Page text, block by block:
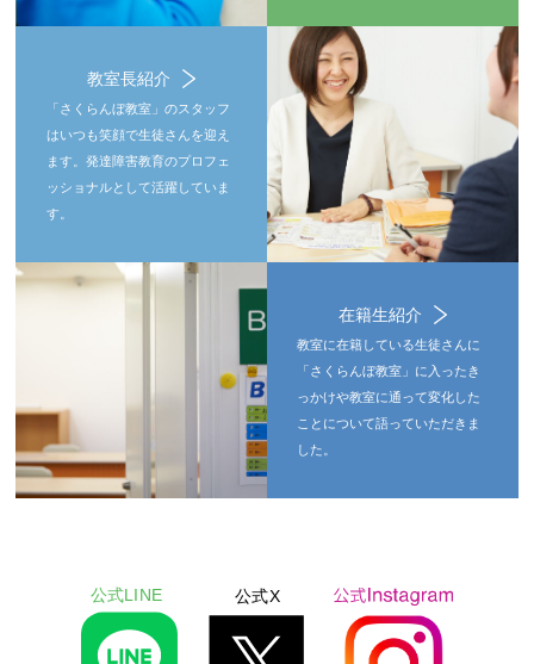
教室長紹介
「さくらんぼ教室」のスタッフ
はいつも笑顔で生徒さんを迎え
ます。発達障害教育のプロフェ
ッショナルとして活躍していま
す。
在籍生紹介
教室に在籍している生徒さんに
「さくらんぼ教室」に入ったき
っかけや教室に通って変化した
ことについて語っていただきま
した。